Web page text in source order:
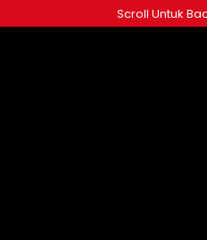
ke
Scroll Untuk